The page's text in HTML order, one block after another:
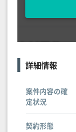
詳細情報
案件内容の確
定状況
契約形態